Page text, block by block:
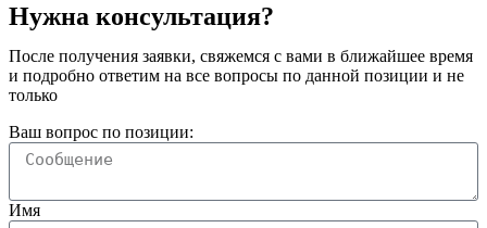
Нужна консультация?
После получения заявки, свяжемся с вами в ближайшее время
и подробно ответим на все вопросы по данной позиции и не
только
Ваш вопрос по позиции:
Имя